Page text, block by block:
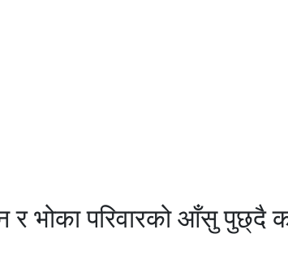
र भोका परिवारको आँसु पुछ्दै